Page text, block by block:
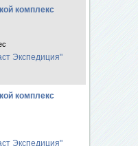
комплекс
Экспедиция"
комплекс
Экспедиция"